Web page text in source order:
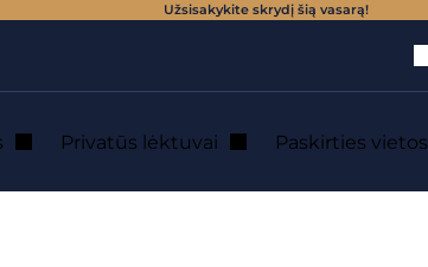
Užsisakykite skrydį šią vasarą!
Privatūs lėktuvai Paskirties vietos